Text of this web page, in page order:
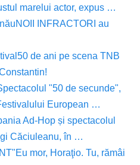
marelui actor, expus …
NOII INFRACTORI au
50 de ani pe scena TNB
"50 de secunde",
European …
Ad-Hop și spectacolul
Căciuleanu, în …
"Eu mor, Horaţio. Tu, rămâi